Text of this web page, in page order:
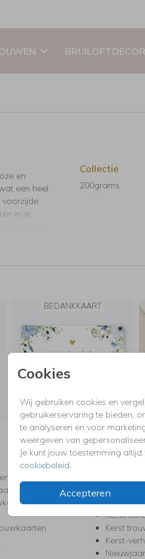
Cookies
Wij gebruiken cookies en
gebruikerservaring te bieden,
te analyseren en voor
weergeven van
Je kunt jouw toestemming
cookiebeleid.
Accepteren
en
een heel
voorzijde
in je
Collectie
200grams
BEDANKKAART
Kerst
Kerst-